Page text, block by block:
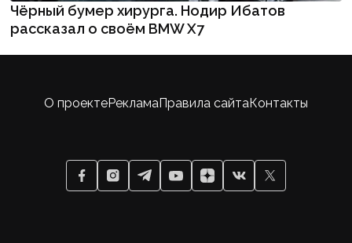
Чёрный бумер хирурга. Нодир Ибатов
рассказал о своём BMW X7
О проектеРекламаПравила сайтаКонтакты